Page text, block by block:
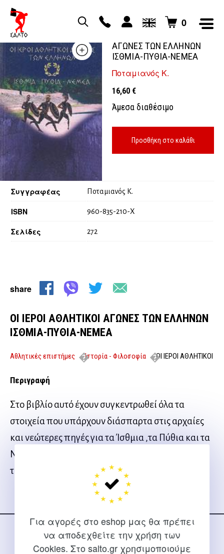
Για αγορές στο eshop μας θα πρέπει
να αποδεχθείτε την χρήση των
Cookies. Στο salto.gr χρησιμοποιούμε
0
ΑΓΩΝΕΣ ΤΩΝ ΕΛΛΗΝΩΝ
ΙΣΘΜΙΑ-ΠΥΘΙΑ-ΝΕΜΕΑ
Ποταμιανός Κ.
16,60 €
Άμεσα διαθέσιμο
Προσθήκη στο καλάθι
Συγγραφέας Ποταμιανός Κ.
ISBN 960-835-210-Χ
Σελίδες 272
share
ΟΙ ΙΕΡΟΙ ΑΘΛΗΤΙΚΟΙ ΑΓΩΝΕΣ ΤΩΝ ΕΛΛΗΝΩΝ
ΙΣΘΜΙΑ-ΠΥΘΙΑ-ΝΕΜΕΑ
Αθλητικές επιστήμες Ιστορία - Φιλοσοφία
ΟΙ ΙΕΡΟΙ ΑΘΛΗΤΙΚΟΙ
Περιγραφή
Στο βιβλίο αυτό έχουν συγκεντρωθεί όλα τα
στοιχεία που υπάρχουν διάσπαρτα στις αρχαίες
και νεώτερες πηγές για τα Ίσθμια ,τα Πύθια και τα
Νέμεα,καθώς και όσα στοιχεία προέκυψαν από
την επιτόπια έρευνα του συγγραφέως.
στα social media